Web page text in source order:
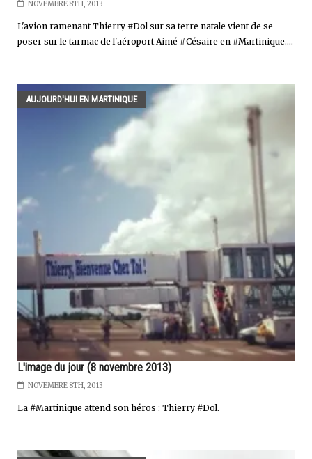
NOVEMBRE 8TH, 2013
L'avion ramenant Thierry #Dol sur sa terre natale vient de se
poser sur le tarmac de l'aéroport Aimé #Césaire en #Martinique....
AUJOURD'HUI EN MARTINIQUE
L'image du jour (8 novembre 2013)
NOVEMBRE 8TH, 2013
La #Martinique attend son héros : Thierry #Dol.